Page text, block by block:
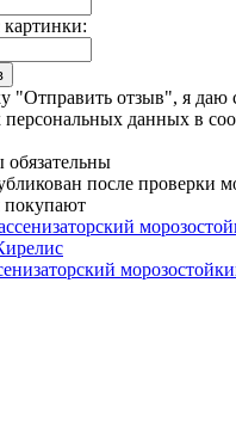
картинки:
"Отправить отзыв", я даю
данных в
после проверки
покупают